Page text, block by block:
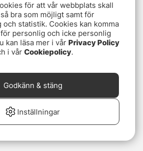
för att vår webbplats skall
bra som möjligt samt för
och statistik. Cookies kan komma
personlig och icke personlig
kan läsa mer i vår Privacy Policy
i vår Cookiepolicy.
Inställningar
Godkänn & stäng